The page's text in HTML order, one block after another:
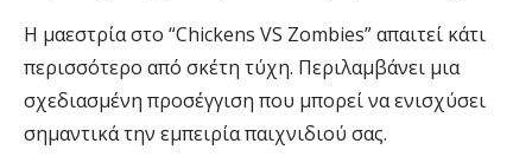
Η μαεστρία στο “Chickens VS Zombies” απαιτεί κάτι
περισσότερο από σκέτη τύχη. Περιλαμβάνει μια
σχεδιασμένη προσέγγιση που μπορεί να ενισχύσει
σημαντικά την εμπειρία παιχνιδιού σας.